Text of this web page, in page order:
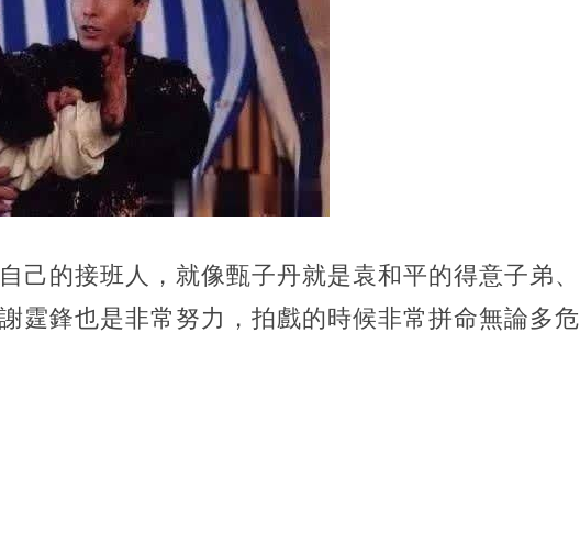
己的接班人，就像甄子丹就是袁和平的得意子弟、
霆鋒也是非常努力，拍戲的時候非常拼命無論多危